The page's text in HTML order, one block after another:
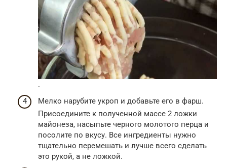
.
Мелко нарубите укроп и добавьте его в фарш.
Присоедините к полученной массе 2 ложки
майонеза, насыпьте черного молотого перца и
посолите по вкусу. Все ингредиенты нужно
тщательно перемешать и лучше всего сделать
это рукой, а не ложкой.